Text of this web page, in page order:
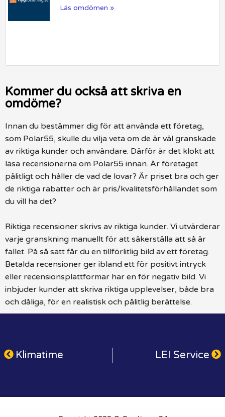
Läs omdömen »
Kommer du också att skriva en
omdöme?
Innan du bestämmer dig för att använda ett företag,
som Polar55, skulle du vilja veta om de är väl granskade
av riktiga kunder och användare. Därför är det klokt att
läsa recensionerna om Polar55 innan. Är företaget
pålitligt och håller de vad de lovar? Är priset bra och ger
de riktiga rabatter och är pris/kvalitetsförhållandet som
du vill ha det?
Riktiga recensioner skrivs av riktiga kunder. Vi utvärderar
varje granskning manuellt för att säkerställa att så är
fallet. På så sätt får du en tillförlitlig bild av ett företag.
Betalda recensioner ger ibland ett för positivt intryck
eller recensionsplattformar har en för negativ bild. Vi
inbjuder kunder att skriva riktiga upplevelser, både bra
och dåliga, för en realistisk och pålitlig berättelse.
Klimatime LEI Service